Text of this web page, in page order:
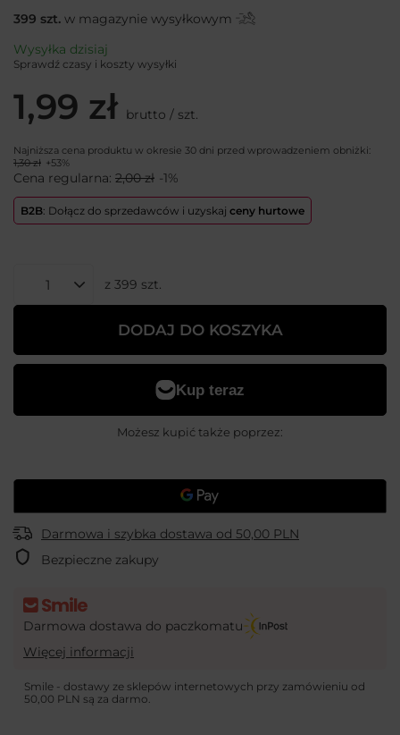
399 szt. w magazynie wysyłkowym
Wysyłka dzisiaj
Sprawdź czasy i koszty wysyłki
1,99 zł brutto / szt.
Najniższa cena produktu w okresie 30 dni przed wprowadzeniem obniżki:
1,30 zł +53%
Cena regularna: 2,00 zł -1%
B2B: Dołącz do sprzedawców i uzyskaj ceny hurtowe
z 399 szt.
DODAJ DO KOSZYKA
Możesz kupić także poprzez:
Darmowa i szybka dostawa od 50,00 PLN
Bezpieczne zakupy
Darmowa dostawa do paczkomatu
Więcej informacji
Smile - dostawy ze sklepów internetowych przy zamówieniu od
50,00 PLN są za darmo.